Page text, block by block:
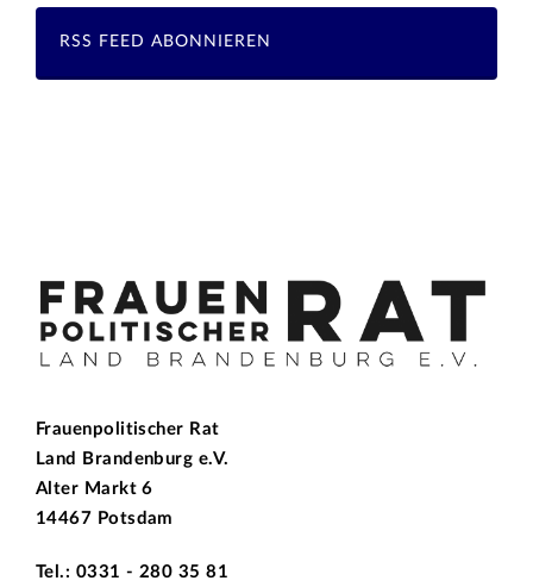
RSS FEED ABONNIEREN
Frauenpolitischer Rat
Land Brandenburg e.V.
Alter Markt 6
14467 Potsdam
Tel.: 0331 - 280 35 81